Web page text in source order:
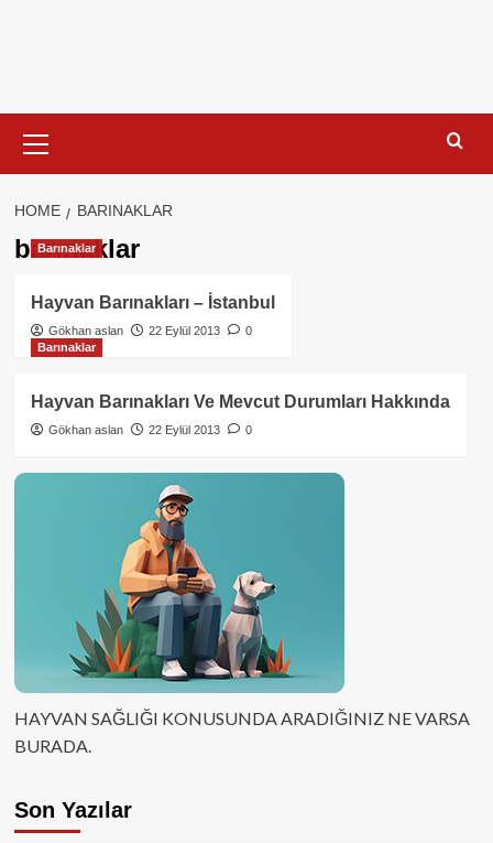
Menu
HOME BARINAKLAR
barınaklar
Barınaklar
Hayvan Barınakları – İstanbul
Gökhan aslan 22 Eylül 2013
0
Barınaklar
Hayvan Barınakları Ve Mevcut Durumları Hakkında
Gökhan aslan 22 Eylül 2013 0
HAYVAN SAĞLIĞI KONUSUNDA ARADIĞINIZ NE VARSA
BURADA.
Son Yazılar